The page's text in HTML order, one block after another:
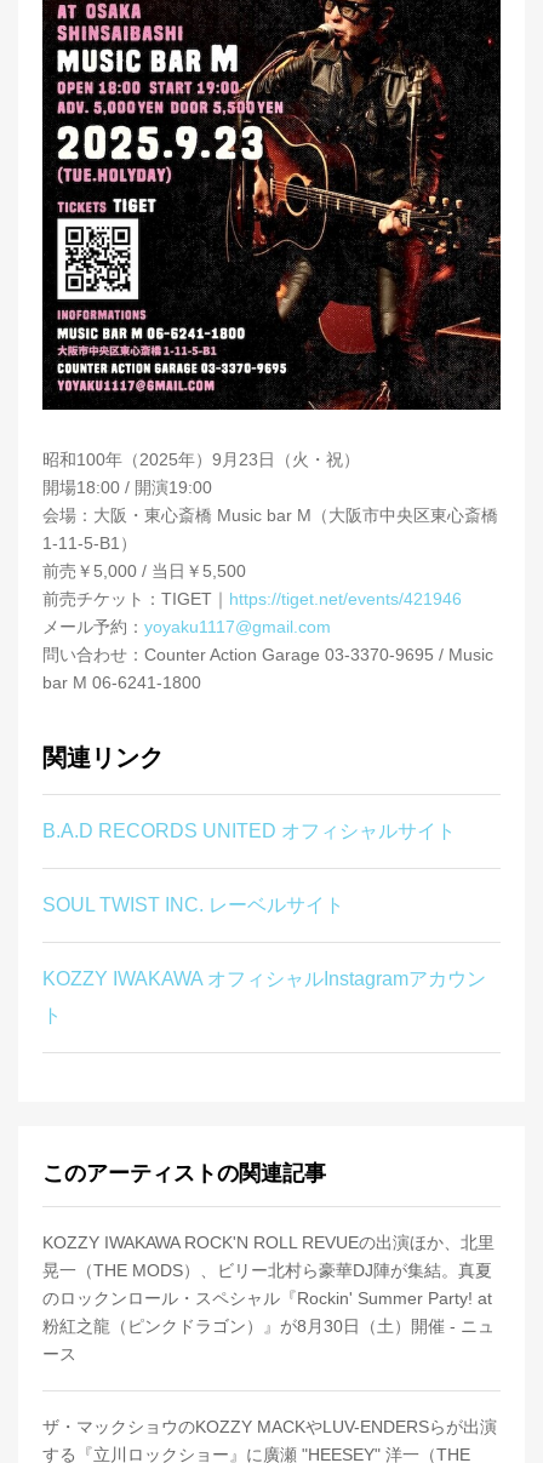
昭和100年（2025年）9月23日（火・祝）
開場18:00 / 開演19:00
会場：大阪・東心斎橋 Music bar M（大阪市中央区東心斎橋
1-11-5-B1）
前売￥5,000 / 当日￥5,500
前売チケット：TIGET｜ https://tiget.net/events/421946
メール予約： yoyaku1117@gmail.com
問い合わせ：Counter Action Garage 03-3370-9695 / Music
bar M 06-6241-1800
関連リンク
B.A.D RECORDS UNITED オフィシャルサイト
SOUL TWIST INC. レーベルサイト
KOZZY IWAKAWA オフィシャルInstagramアカウン
ト
このアーティストの関連記事
KOZZY IWAKAWA ROCK'N ROLL REVUEの出演ほか、北里
晃一（THE MODS）、ビリー北村ら豪華DJ陣が集結。真夏
のロックンロール・スペシャル『Rockin' Summer Party! at
粉紅之龍（ピンクドラゴン）』が8月30日（土）開催 - ニュ
ース
ザ・マックショウのKOZZY MACKやLUV-ENDERSらが出演
する『立川ロックショー』に廣瀬 "HEESEY" 洋一（THE